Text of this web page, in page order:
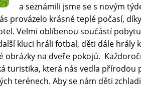
a seznámili jsme se s novým
provázelo krásné teplé počasí,
Velmi oblíbenou součástí
kluci hráli fotbal, děti dále hrály
obrázky na dveře pokojů.
turistika, která nás vedla přírodou
terénech. Aby se nám děti